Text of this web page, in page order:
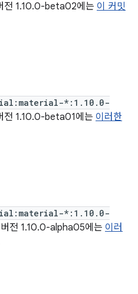
전 1.10.0-beta02에는 이 커밋
*:1.10.0-
전 1.10.0-beta01에는 이러한
*:1.10.0-
전 1.10.0-alpha05에는 이러